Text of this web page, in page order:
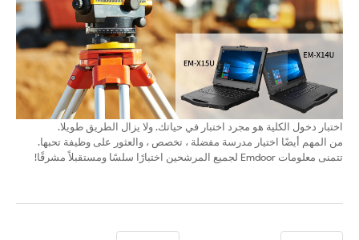
اختبار دخول الكلية هو مجرد اختبار في حياتك. ولا يزال الطريق طويلا.
من المهم أيضًا اختيار مدرسة مفضلة ، تخصص ، والعثور على وظيفة تحبها.
تتمنى معلومات Emdoor لجميع المرشحين اختبارًا سلسًا ومستقبلاً مشرقًا!